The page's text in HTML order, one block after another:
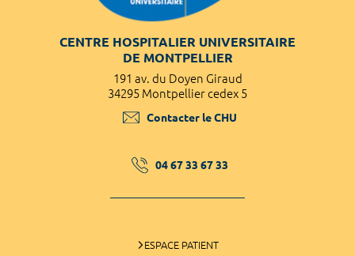
CENTRE HOSPITALIER UNIVERSITAIRE
DE MONTPELLIER
191 av. du Doyen Giraud
34295 Montpellier cedex 5
Contacter le CHU
04 67 33 67 33
ESPACE PATIENT